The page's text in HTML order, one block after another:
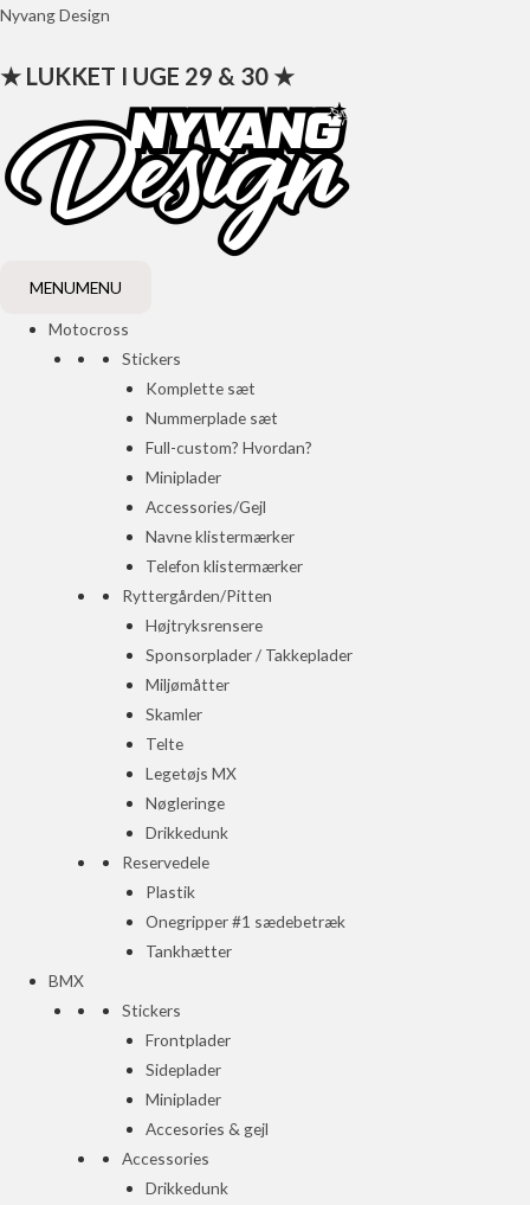
Gå
indholdet
Nyvang Design
★ LUKKET I UGE 29 & 30 ★
MENUMENU
Motocross
Stickers
Komplette sæt
Nummerplade sæt
Full-custom? Hvordan?
Miniplader
Accessories/Gejl
Navne klistermærker
Telefon klistermærker
Ryttergården/Pitten
Højtryksrensere
Sponsorplader / Takkeplader
Miljømåtter
Skamler
Telte
Legetøjs MX
Nøgleringe
Drikkedunk
Reservedele
Plastik
Onegripper #1 sædebetræk
Tankhætter
BMX
Stickers
Frontplader
Sideplader
Miniplader
Accesories & gejl
Accessories
Drikkedunk